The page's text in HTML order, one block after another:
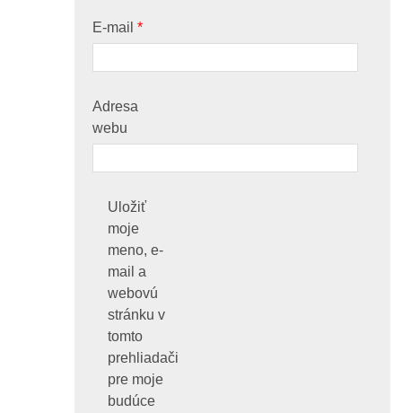
E-mail*
Adresa
webu
Uložiť
moje
meno, e-
mail a
webovú
stránku v
tomto
prehliadači
pre moje
budúce